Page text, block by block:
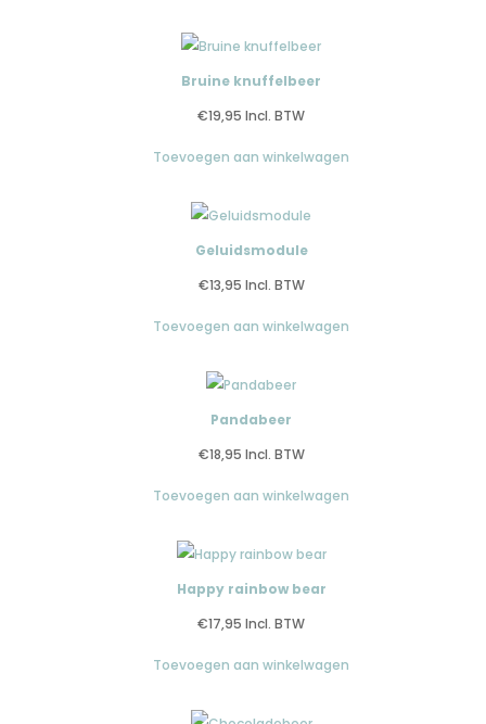
Bruine knuffelbeer
€19,95 Incl. BTW
Toevoegen aan winkelwagen
Geluidsmodule
€13,95 Incl. BTW
Toevoegen aan winkelwagen
Pandabeer
€18,95 Incl. BTW
Toevoegen aan winkelwagen
Happy rainbow bear
€17,95 Incl. BTW
Toevoegen aan winkelwagen